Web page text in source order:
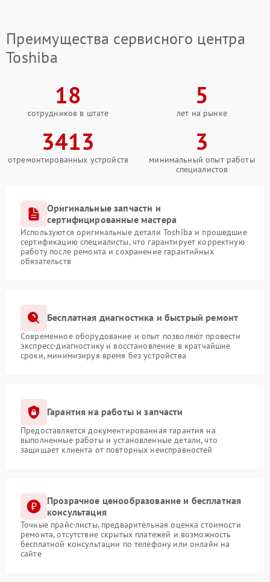
Замена южного моста
Замена северного моста 2750 рублей
Замена тачпада 1745 рублей
Замена контроллера
питания
1490 рублей
Преимущества сервисного центра
Toshiba
18
сотрудников в штате
5
лет на рынке
3413
отремонтированных устройств
3
минимальный опыт работы
специалистов
Оригинальные запчасти и
сертифицированные мастера
Используются оригинальные детали Toshiba и прошедшие
сертификацию специалисты, что гарантирует корректную
работу после ремонта и сохранение гарантийных
обязательств
Бесплатная диагностика и быстрый ремонт
Современное оборудование и опыт позволяют провести
экспресс-диагностику и восстановление в кратчайшие
сроки, минимизируя время без устройства
Гарантия на работы и запчасти
Предоставляется документированная гарантия на
выполненные работы и установленные детали, что
защищает клиента от повторных неисправностей
Прозрачное ценообразование и бесплатная
консультация
Точные прайс-листы, предварительная оценка стоимости
ремонта, отсутствие скрытых платежей и возможность
бесплатной консультации по телефону или онлайн на
сайте